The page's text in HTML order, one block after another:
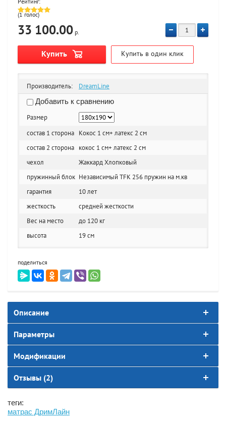
(1 голос)
33 100.00 р.
Купить Купить в один клик
Производитель:
DreamLine
Добавить к сравнению
Размер
состав 1 сторона Кокос 1 см+ латекс 2 см
состав 2 сторона кокос 1 см+ латекс 2 см
чехол
Жаккард Хлопковый
пружинный блок Независимый TFK 256 пружин на м.кв
гарантия
10 лет
жесткость
средней жесткости
Вес на место
до 120 кг
высота
19 см
поделиться
Описание
Параметры
Модификации
Отзывы (2)
теги:
матрас ДримЛайн